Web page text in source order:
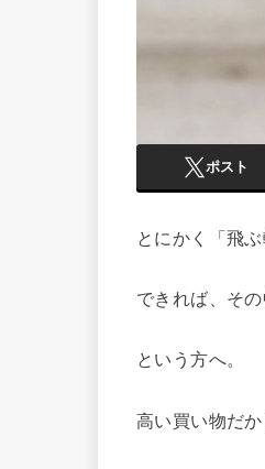
ポスト
とにかく「飛
できれば、そ
という方へ。
高い買い物だ